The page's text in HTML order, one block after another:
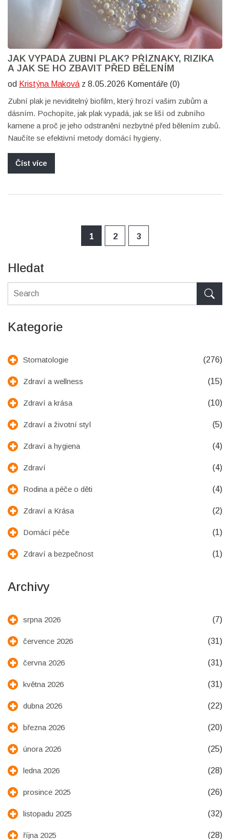
JAK VYPADÁ ZUBNÍ PLAK? PŘÍZNAKY, RIZIKA
A JAK SE HO ZBAVIT PŘED BĚLENÍM
od Kristýna Maková z 8.05.2026 Komentáře (0)
Zubní plak je neviditelný biofilm, který hrozí vašim zubům a
dásním. Pochopíte, jak plak vypadá, jak se liší od zubního
kamene a proč je jeho odstranění nezbytné před bělením zubů.
Naučíte se efektivní metody domácí hygieny.
Číst více
1 2 3
Hledat
Kategorie
Stomatologie (276)
Zdraví a wellness (15)
Zdraví a krása (10)
Zdraví a životní styl (5)
Zdraví a hygiena (4)
Zdraví (4)
Rodina a péče o děti (4)
Zdraví a Krása (2)
Domácí péče (1)
Zdraví a bezpečnost (1)
Archivy
srpna 2026 (7)
července 2026 (31)
června 2026 (31)
května 2026 (31)
dubna 2026 (22)
března 2026 (20)
února 2026 (25)
ledna 2026 (28)
prosince 2025 (26)
listopadu 2025 (32)
října 2025 (28)